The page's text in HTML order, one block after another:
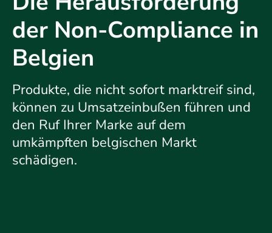
der Non-Compliance in
Belgien
Produkte, die nicht sofort marktreif sind,
können zu Umsatzeinbußen führen und
den Ruf Ihrer Marke auf dem
umkämpften belgischen Markt
schädigen.